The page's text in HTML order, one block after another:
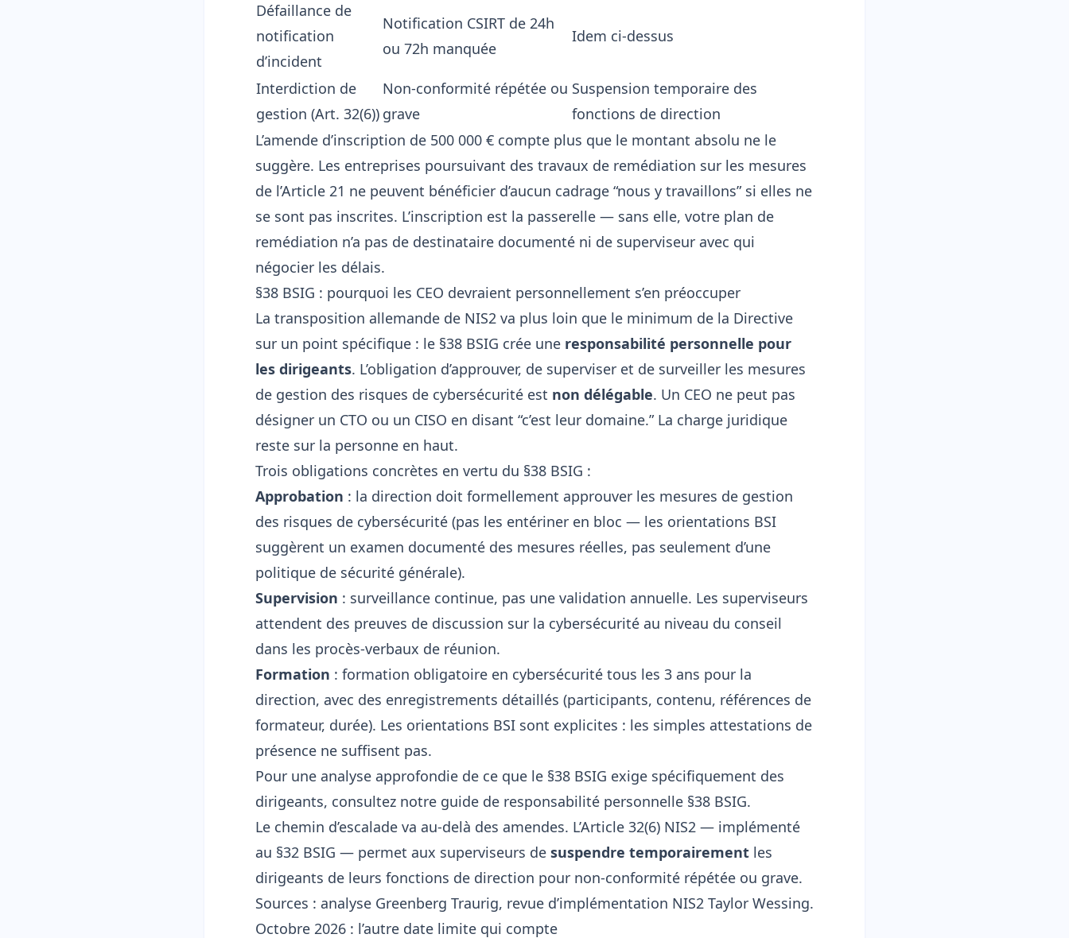
Défaillance de
notification
d’incident
Notification CSIRT de 24h
ou 72h manquée
Idem ci-dessus
Interdiction de
gestion (Art. 32(6))
Non-conformité répétée ou
grave
Suspension temporaire des
fonctions de direction
L’amende d’inscription de 500 000 € compte plus que le montant absolu ne le
suggère. Les entreprises poursuivant des travaux de remédiation sur les mesures
de l’Article 21 ne peuvent bénéficier d’aucun cadrage “nous y travaillons” si elles ne
se sont pas inscrites. L’inscription est la passerelle — sans elle, votre plan de
remédiation n’a pas de destinataire documenté ni de superviseur avec qui
négocier les délais.
§38 BSIG : pourquoi les CEO devraient personnellement s’en préoccuper
La transposition allemande de NIS2 va plus loin que le minimum de la Directive
sur un point spécifique : le §38 BSIG crée une responsabilité personnelle pour
les dirigeants. L’obligation d’approuver, de superviser et de surveiller les mesures
de gestion des risques de cybersécurité est non délégable. Un CEO ne peut pas
désigner un CTO ou un CISO en disant “c’est leur domaine.” La charge juridique
reste sur la personne en haut.
Trois obligations concrètes en vertu du §38 BSIG :
Approbation : la direction doit formellement approuver les mesures de gestion
des risques de cybersécurité (pas les entériner en bloc — les orientations BSI
suggèrent un examen documenté des mesures réelles, pas seulement d’une
politique de sécurité générale).
Supervision : surveillance continue, pas une validation annuelle. Les superviseurs
attendent des preuves de discussion sur la cybersécurité au niveau du conseil
dans les procès-verbaux de réunion.
Formation : formation obligatoire en cybersécurité tous les 3 ans pour la
direction, avec des enregistrements détaillés (participants, contenu, références de
formateur, durée). Les orientations BSI sont explicites : les simples attestations de
présence ne suffisent pas.
Pour une analyse approfondie de ce que le §38 BSIG exige spécifiquement des
dirigeants, consultez notre guide de responsabilité personnelle §38 BSIG.
Le chemin d’escalade va au-delà des amendes. L’Article 32(6) NIS2 — implémenté
au §32 BSIG — permet aux superviseurs de suspendre temporairement les
dirigeants de leurs fonctions de direction pour non-conformité répétée ou grave.
Sources : analyse Greenberg Traurig, revue d’implémentation NIS2 Taylor Wessing.
Octobre 2026 : l’autre date limite qui compte